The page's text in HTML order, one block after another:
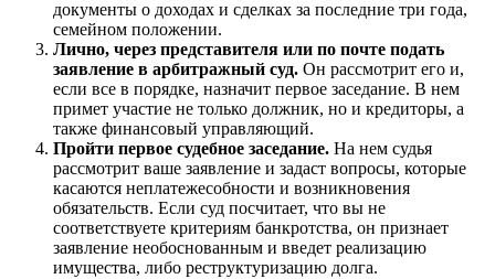
документы о доходах и сделках за последние три года,
семейном положении.
Лично, через представителя или по почте подать
заявление в арбитражный суд. Он рассмотрит его и,
если все в порядке, назначит первое заседание. В нем
примет участие не только должник, но и кредиторы, а
также финансовый управляющий.
Пройти первое судебное заседание. На нем судья
рассмотрит ваше заявление и задаст вопросы, которые
касаются неплатежесобности и возникновения
обязательств. Если суд посчитает, что вы не
соответствуете критериям банкротства, он признает
заявление необоснованным и введет реализацию
имущества, либо реструктуризацию долга.